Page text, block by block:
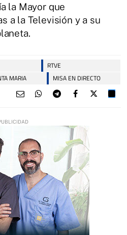
la Mayor que
a la Televisión y a su
RTVE
MARIA
MISA EN DIRECTO